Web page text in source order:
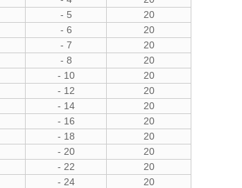
- 5
20
- 6
20
- 7
20
- 8
20
- 10
20
- 12
20
- 14
20
- 16
20
- 18
20
- 20
20
- 22
20
- 24
20